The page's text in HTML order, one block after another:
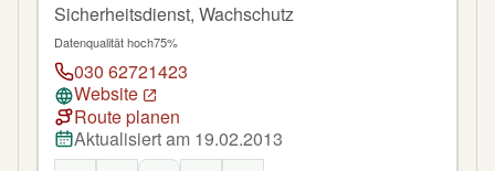
Sicherheitsdienst, Wachschutz
Datenqualität hoch75%
030 62721423
Website
Route planen
Aktualisiert am 19.02.2013